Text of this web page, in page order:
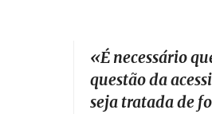
«É necessário
questão da
seja tratada de